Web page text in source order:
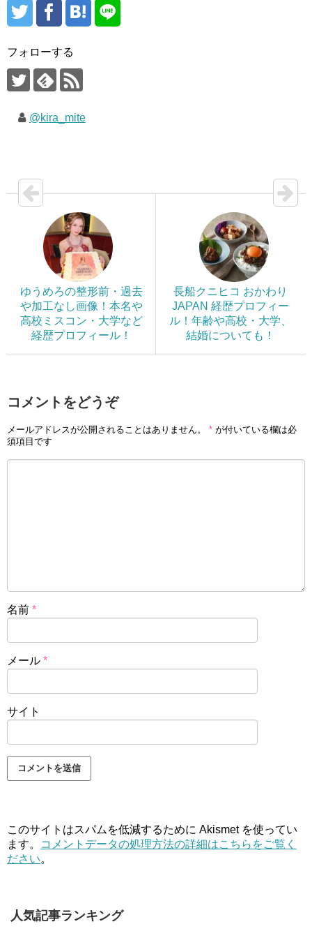
フォローする
@kira_mite
ゆうめろの整形前・過去
や加工なし画像！本名や
高校ミスコン・大学など
経歴プロフィール！
長船クニヒコ おかわり
JAPAN 経歴プロフィー
ル！年齢や高校・大学、
結婚についても！
コメントをどうぞ
メールアドレスが公開されることはありません。 * が付いている欄は必
須項目です
名前 *
メール *
サイト
このサイトはスパムを低減するために Akismet を使ってい
ます。
コメントデータの処理方法の詳細はこちらをご覧く
ださい。
人気記事ランキング